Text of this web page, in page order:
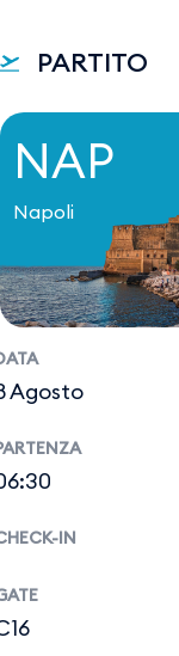
PARTITO
NAP
Napoli
Agosto
IN